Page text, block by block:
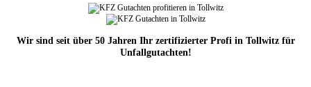
Wir sind seit über 50 Jahren Ihr zertifizierter Profi in Tollwitz für
Unfallgutachten!